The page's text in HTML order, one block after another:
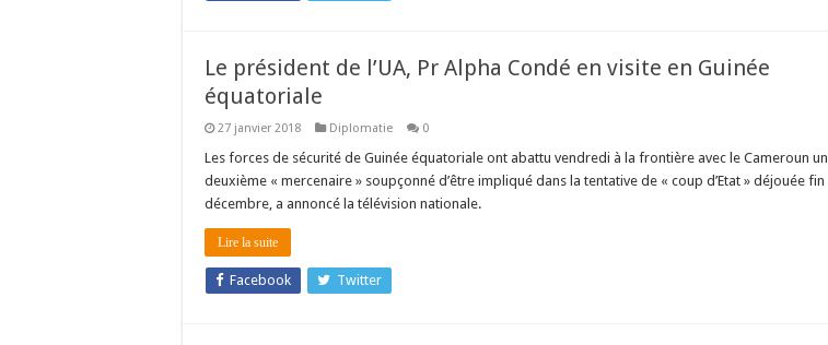
Le président de l’UA, Pr Alpha Condé en visite en Guinée
équatoriale
27 janvier 2018 Diplomatie 0
Les forces de sécurité de Guinée équatoriale ont abattu vendredi à la frontière avec le Cameroun un
deuxième « mercenaire » soupçonné d’être impliqué dans la tentative de « coup d’Etat » déjouée fin
décembre, a annoncé la télévision nationale.
Lire la suite
Facebook Twitter